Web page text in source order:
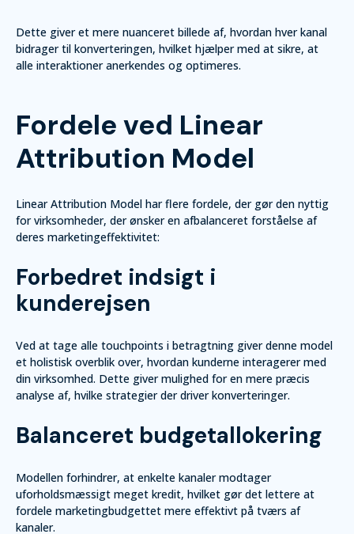
Dette giver et mere nuanceret billede af, hvordan hver kanal
bidrager til konverteringen, hvilket hjælper med at sikre, at
alle interaktioner anerkendes og optimeres.
Fordele ved Linear
Attribution Model
Linear Attribution Model har flere fordele, der gør den nyttig
for virksomheder, der ønsker en afbalanceret forståelse af
deres marketingeffektivitet:
Forbedret indsigt i
kunderejsen
Ved at tage alle touchpoints i betragtning giver denne model
et holistisk overblik over, hvordan kunderne interagerer med
din virksomhed. Dette giver mulighed for en mere præcis
analyse af, hvilke strategier der driver konverteringer.
Balanceret budgetallokering
Modellen forhindrer, at enkelte kanaler modtager
uforholdsmæssigt meget kredit, hvilket gør det lettere at
fordele marketingbudgettet mere effektivt på tværs af
kanaler.